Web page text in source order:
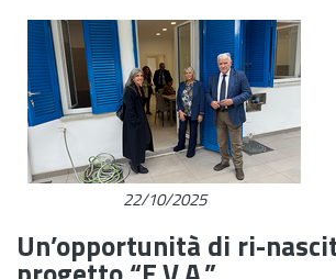
22/10/2025
Un’opportunità di ri-